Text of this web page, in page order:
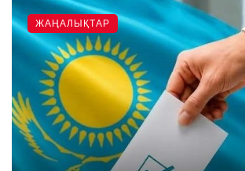
ЖАҢАЛЫҚТАР